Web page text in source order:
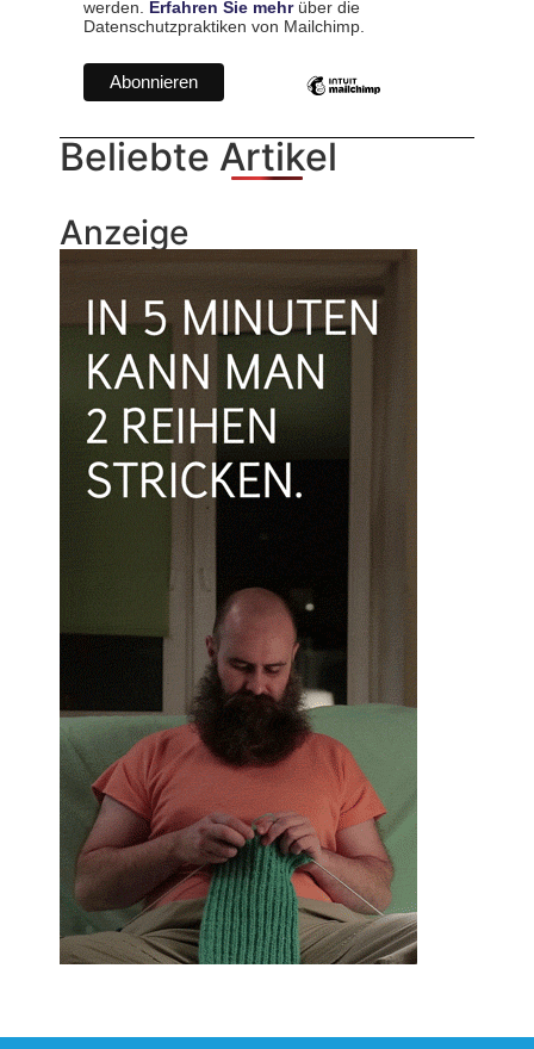
werden. Erfahren Sie mehrüber die
Datenschutzpraktiken von Mailchimp.
Beliebte Artikel
Anzeige